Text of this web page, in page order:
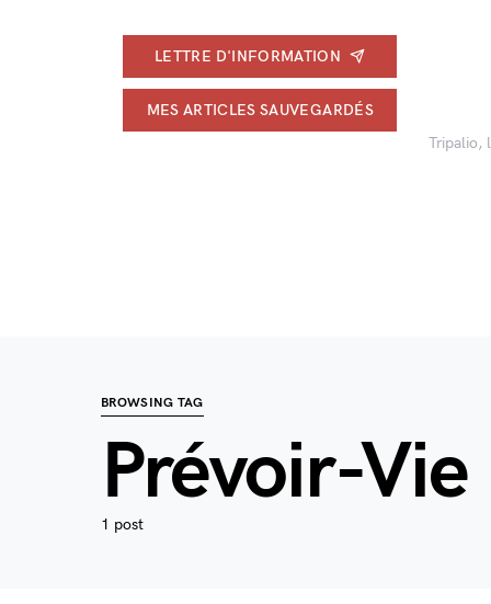
LETTRE D'INFORMATION
MES ARTICLES SAUVEGARDÉS
Tripalio,
BROWSING TAG
Prévoir-Vie
1 post